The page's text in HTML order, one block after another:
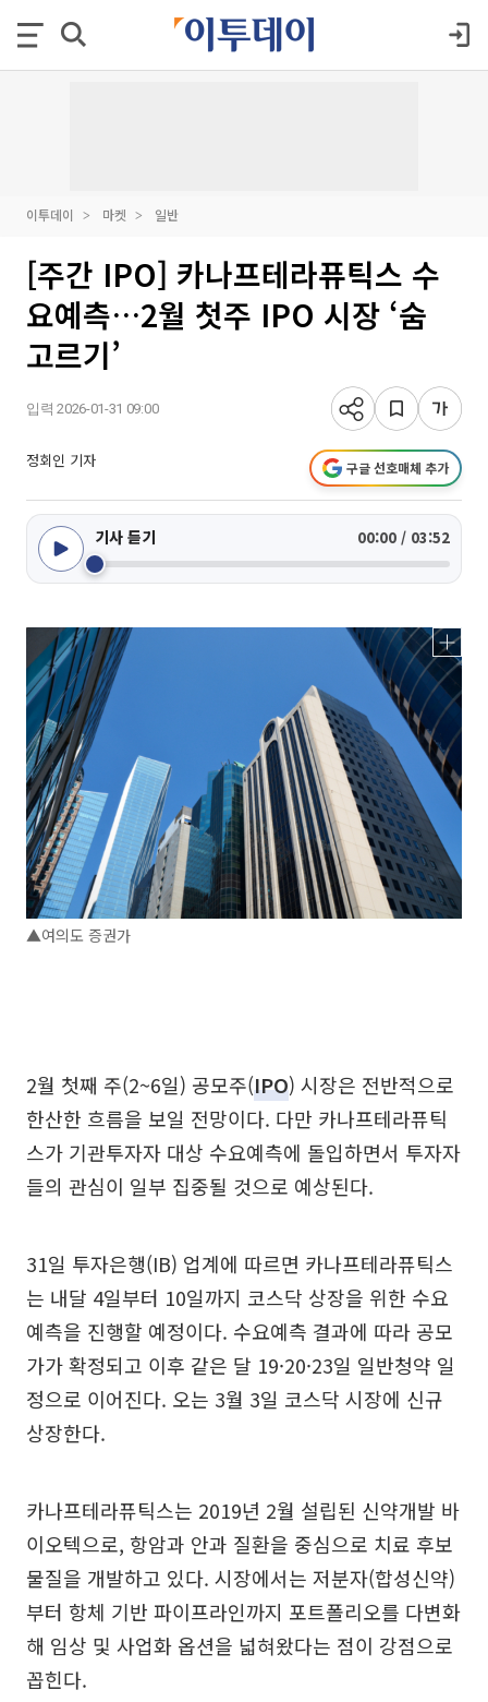
이투데이 마켓 일반
[주간 IPO] 카나프테라퓨틱스 수
요예측…2월 첫주 IPO 시장 ‘숨
고르기’
입력 2026-01-31 09:00
정회인 기자 구글 선호매체 추가
기사 듣기 00:00 / 03:52
▲여의도 증권가
2월 첫째 주(2~6일) 공모주(IPO) 시장은 전반적으로
한산한 흐름을 보일 전망이다. 다만 카나프테라퓨틱
스가 기관투자자 대상 수요예측에 돌입하면서 투자자
들의 관심이 일부 집중될 것으로 예상된다.
31일 투자은행(IB) 업계에 따르면 카나프테라퓨틱스
는 내달 4일부터 10일까지 코스닥 상장을 위한 수요
예측을 진행할 예정이다. 수요예측 결과에 따라 공모
가가 확정되고 이후 같은 달 19·20·23일 일반청약 일
정으로 이어진다. 오는 3월 3일 코스닥 시장에 신규
상장한다.
카나프테라퓨틱스는 2019년 2월 설립된 신약개발 바
이오텍으로, 항암과 안과 질환을 중심으로 치료 후보
물질을 개발하고 있다. 시장에서는 저분자(합성신약)
부터 항체 기반 파이프라인까지 포트폴리오를 다변화
해 임상 및 사업화 옵션을 넓혀왔다는 점이 강점으로
꼽힌다.